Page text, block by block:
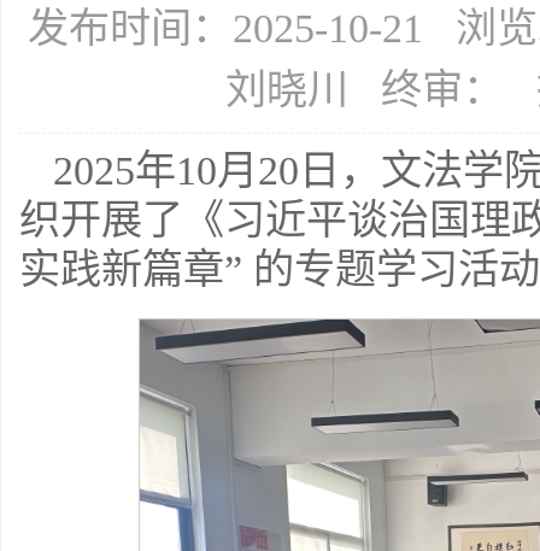
发布时间：2025-10-21 浏
刘晓川 终审：
2025年10月20日，文法学
织开展了《习近平谈治国理
实践新篇章” 的专题学习活